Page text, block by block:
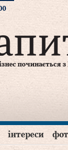
починається
інтереси